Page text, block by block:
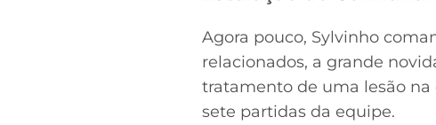
Agora pouco, Sylvinho
relacionados, a grande
tratamento de uma lesão na
sete partidas da equipe.